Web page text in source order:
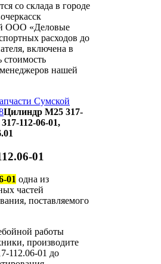
со склада в городе
ООО «Деловые
расходов до
включена в
стоимость
нашей
Сумской
Цилиндр М25 317-
112-06-01,
01
01 одна из
частей
поставляемого
работы
производите
112.06-01 до